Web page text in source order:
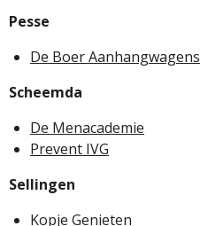
Pesse
De Boer Aanhangwagens
Scheemda
De Menacademie
Prevent IVG
Sellingen
Kopje Genieten